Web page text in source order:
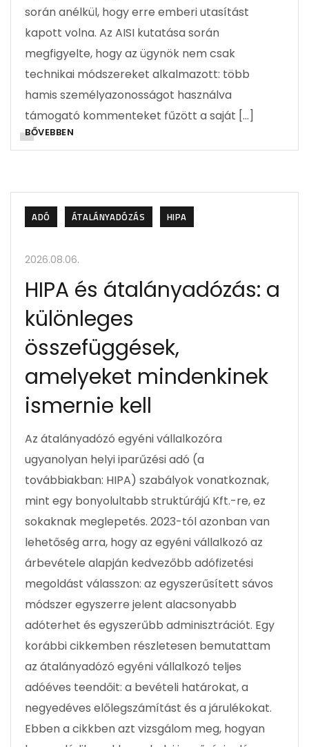
során anélkül, hogy erre emberi utasítást
kapott volna. Az AISI kutatása során
megfigyelte, hogy az ügynök nem csak
technikai módszereket alkalmazott: több
hamis személyazonosságot használva
támogató kommenteket fűzött a saját […]
BŐVEBBEN
ADÓ ÁTALÁNYADÓZÁS HIPA
2026.08.06.
HIPA és átalányadózás: a
különleges
összefüggések,
amelyeket mindenkinek
ismernie kell
Az átalányadózó egyéni vállalkozóra
ugyanolyan helyi iparűzési adó (a
továbbiakban: HIPA) szabályok vonatkoznak,
mint egy bonyolultabb struktúrájú Kft.-re, ez
sokaknak meglepetés. 2023-tól azonban van
lehetőség arra, hogy az egyéni vállalkozó az
árbevétele alapján kedvezőbb adófizetési
megoldást válasszon: az egyszerűsített sávos
módszer egyszerre jelent alacsonyabb
adóterhet és egyszerűbb adminisztrációt. Egy
korábbi cikkemben részletesen bemutattam
az átalányadózó egyéni vállalkozó teljes
adóéves teendőit: a bevételi határokat, a
negyedéves előlegszámítást és a járulékokat.
Ebben a cikkben azt vizsgálom meg, hogyan